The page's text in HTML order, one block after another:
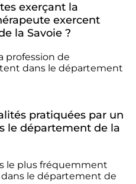
exerçant la
exercent
la Savoie ?
profession de
dans le département
pratiquées par un
le département de la
le plus fréquemment
le département de